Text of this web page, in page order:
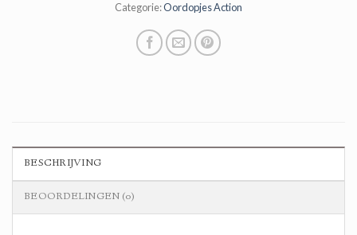
Categorie:Oordopjes Action
BESCHRIJVING
BEOORDELINGEN (0)